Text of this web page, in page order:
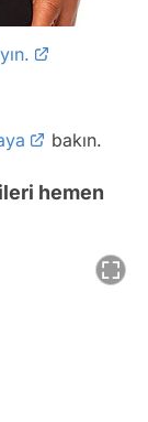
bakın.
hemen